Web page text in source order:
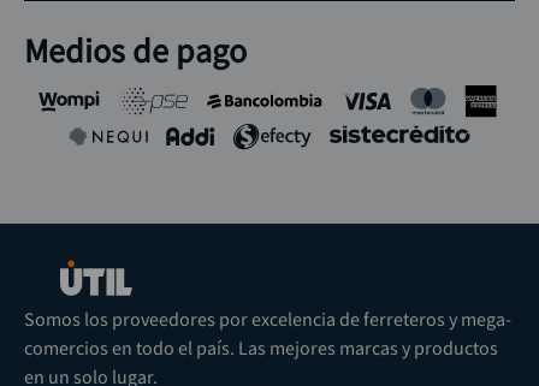
Medios de pago
Somos los proveedores por excelencia de ferreteros y mega-
comercios en todo el país. Las mejores marcas y productos
en un solo lugar.